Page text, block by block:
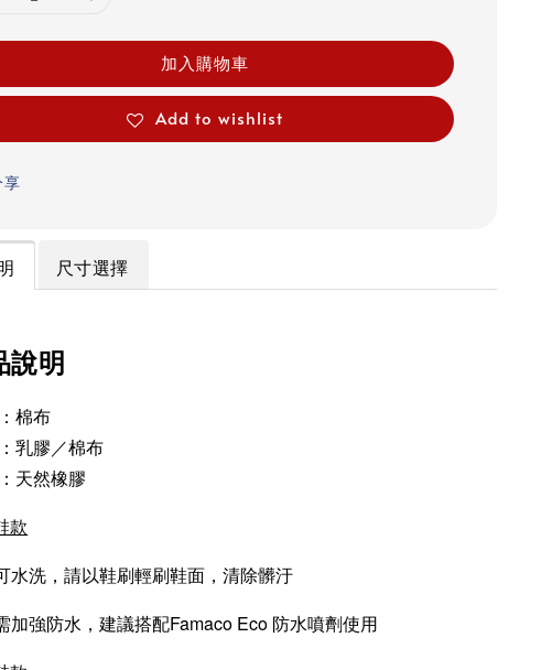
加入購物車
Add to wishlist
享
尺寸選擇
說明
棉布
乳膠／棉布
天然橡膠
款
水洗，請以鞋刷輕刷鞋面，清除髒汙
加強防水，建議搭配Famaco Eco 防水噴劑使用